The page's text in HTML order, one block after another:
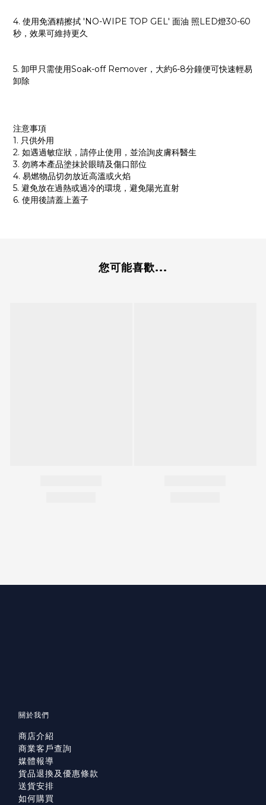
4. 使用免酒精擦拭 'NO-WIPE TOP GEL' 面油 照LED燈30-60
秒，效果可維持更久
5. 卸甲只需使用Soak-off Remover，大約6-8分鐘便可快速輕易
卸除
注意事項
1. 只供外用
2. 如遇過敏症狀，請停止使用，並洽詢皮膚科醫生
3. 勿將本產品塗抹於眼睛及傷口部位
4. 易燃物品切勿放近高溫或火焰
5. 避免放在過熱或過冷的環境，避免陽光直射
6. 使用後請蓋上蓋子
您可能喜歡...
關於我們
商店介紹
商業客戶查詢
媒體報導
貨品退換及優惠條款
送貨安排
如何購買